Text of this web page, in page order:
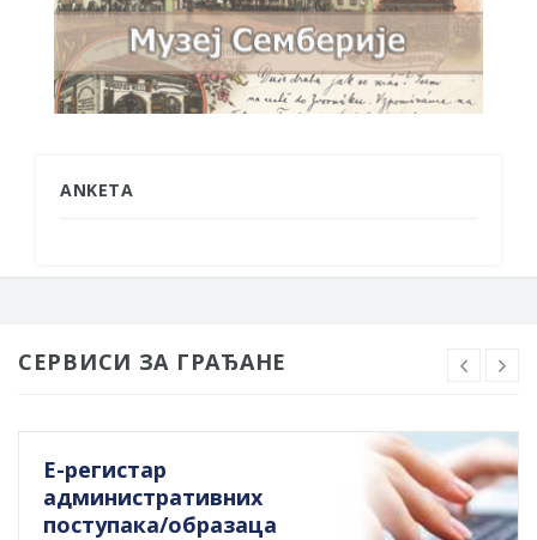
ANKETA
СЕРВИСИ ЗА ГРАЂАНЕ
Е-регистар
административних
поступака/образаца